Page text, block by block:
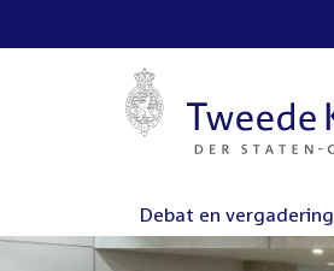
Debat en vergadering